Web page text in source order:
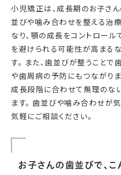
小児矯正は、成長期のお子さ
並びや噛み合わせを整える治
なり、顎の成長をコントロー
を避けられる可能性が高まる
す。 また、歯並びが整うことで
や歯周病の予防にもつながり
成長段階に合わせて無理のな
ます。 歯並びや噛み合わせが
気軽にご相談ください。
お子さんの歯並びで、